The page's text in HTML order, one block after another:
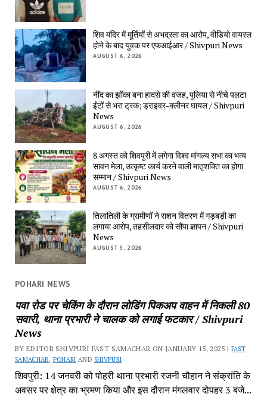
शिव मंदिर में मूर्तियों से अभद्रता का आरोप, वीडियो वायरल
होने के बाद युवक पर एफआईआर / Shivpuri News
AUGUST 6, 2026
नींद का झोंका बना हादसे की वजह, पुलिया से नीचे पलटा
ईंटों से भरा ट्रक; ड्राइवर-क्लीनर घायल / Shivpuri
News
AUGUST 6, 2026
8 अगस्त को शिवपुरी में लगेगा विश्व मांगल्य सभा का भव्य
सावन मेला, उत्कृष्ट कार्य करने वाली मातृशक्ति का होगा
सम्मान / Shivpuri News
AUGUST 6, 2026
तिलातिली के ग्रामीणों ने राशन वितरण में गड़बड़ी का
लगाया आरोप, तहसीलदार को सौंपा ज्ञापन / Shivpuri
News
AUGUST 5, 2026
POHARI NEWS
पवा रोड पर चेकिंग के दौरान लोडिंग पिकअप वाहन में निकली 80
सवारी, थाना प्रभारी ने चालक को लगाई फटकार / Shivpuri
News
BY EDITOR SHIVPURI FAST SAMACHAR ON JANUARY 15, 2025 | FAST
SAMACHAR , POHARI AND SHIVPURI
शिवपुरी: 14 जनवरी को पोहरी थाना प्रभारी रजनी चौहान ने संक्रांति के
अवसर पर क्षेत्र का भ्रमण किया और इस दौरान मंगलवार दोपहर 3 बजे...